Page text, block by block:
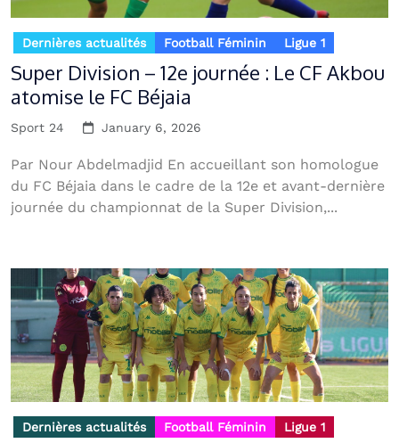
Dernières actualités Football Féminin Ligue 1
Super Division – 12e journée : Le CF Akbou
atomise le FC Béjaia
Sport 24 January 6, 2026
Par Nour Abdelmadjid En accueillant son homologue
du FC Béjaia dans le cadre de la 12e et avant-dernière
journée du championnat de la Super Division,...
Dernières actualités Football Féminin Ligue 1